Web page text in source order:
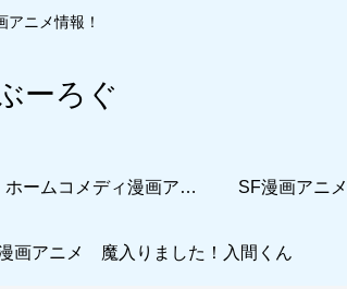
ニメ情報！
ーろぐ
ホームコメディ漫画アニメ SF漫画アニメ
画アニメ 魔入りました！入間くん